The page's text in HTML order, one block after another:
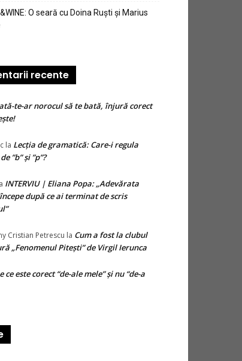
O seară cu Doina Ruști și Marius
recente
te-ar norocul să te bată, înjură corect
la Lecția de gramatică: Care-i regula
”b” și ”p”?
INTERVIU | Eliana Popa: „Adevărata
după ce ai terminat de scris
Cristian Petrescu la Cum a fost la clubul
„Fenomenul Pitești” de Virgil Ierunca
ce este corect “de-ale mele” și nu “de-a